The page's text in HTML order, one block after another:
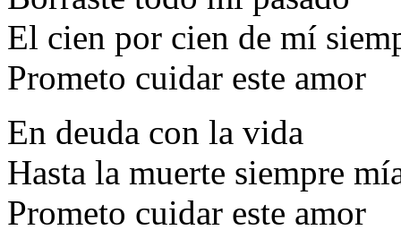
El cien por cien de mí
Prometo cuidar este amor
En deuda con la vida
Hasta la muerte siempre
Prometo cuidar este amor